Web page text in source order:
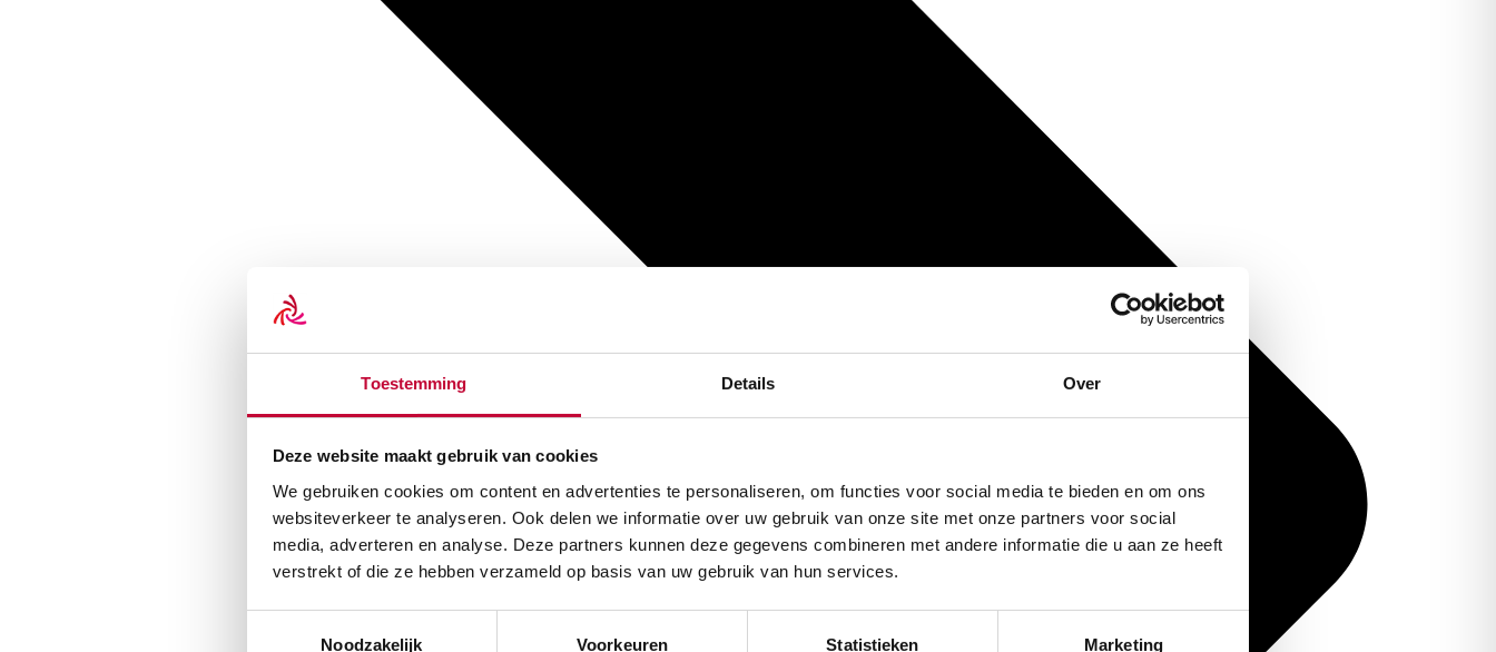
Toestemming Details Over
Deze website maakt gebruik van cookies
We gebruiken cookies om content en advertenties te personaliseren, om functies voor social media te bieden en om ons
websiteverkeer te analyseren. Ook delen we informatie over uw gebruik van onze site met onze partners voor social
media, adverteren en analyse. Deze partners kunnen deze gegevens combineren met andere informatie die u aan ze heeft
verstrekt of die ze hebben verzameld op basis van uw gebruik van hun services.
Noodzakelijk
Voorkeuren Statistieken Marketing